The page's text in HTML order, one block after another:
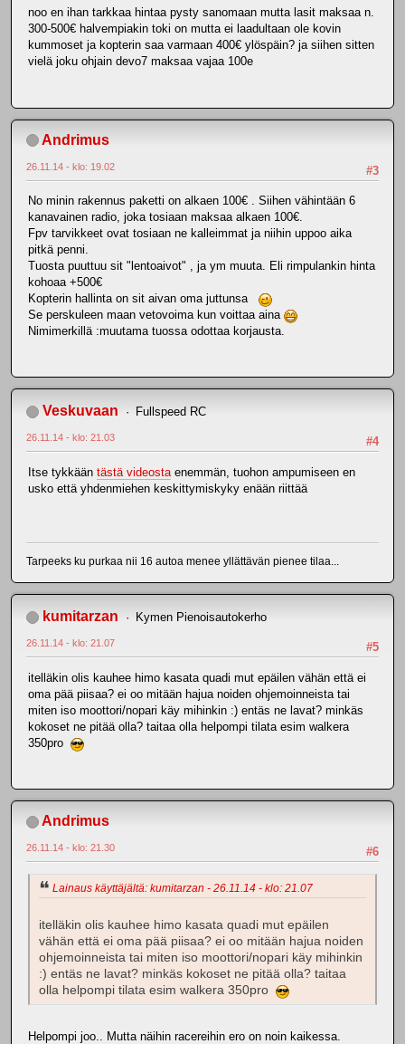
noo en ihan tarkkaa hintaa pysty sanomaan mutta lasit maksaa n.
300-500€ halvempiakin toki on mutta ei laadultaan ole kovin
kummoset ja kopterin saa varmaan 400€ ylöspäin? ja siihen sitten
vielä joku ohjain devo7 maksaa vajaa 100e
Andrimus
#3
26.11.14 - klo: 19.02
No minin rakennus paketti on alkaen 100€ . Siihen vähintään 6
kanavainen radio, joka tosiaan maksaa alkaen 100€.
Fpv tarvikkeet ovat tosiaan ne kalleimmat ja niihin uppoo aika
pitkä penni.
Tuosta puuttuu sit "lentoaivot" , ja ym muuta. Eli rimpulankin hinta
kohoaa +500€
Kopterin hallinta on sit aivan oma juttunsa
Se perskuleen maan vetovoima kun voittaa aina
Nimimerkillä :muutama tuossa odottaa korjausta.
Veskuvaan Fullspeed RC
#4
26.11.14 - klo: 21.03
Itse tykkään tästä videosta enemmän, tuohon ampumiseen en
usko että yhdenmiehen keskittymiskyky enään riittää
Tarpeeks ku purkaa nii 16 autoa menee yllättävän pienee tilaa...
kumitarzan Kymen Pienoisautokerho
#5
26.11.14 - klo: 21.07
itelläkin olis kauhee himo kasata quadi mut epäilen vähän että ei
oma pää piisaa? ei oo mitään hajua noiden ohjemoinneista tai
miten iso moottori/nopari käy mihinkin :) entäs ne lavat? minkäs
kokoset ne pitää olla? taitaa olla helpompi tilata esim walkera
350pro
Andrimus
#6
26.11.14 - klo: 21.30
Lainaus käyttäjältä: kumitarzan - 26.11.14 - klo: 21.07
itelläkin olis kauhee himo kasata quadi mut epäilen
vähän että ei oma pää piisaa? ei oo mitään hajua noiden
ohjemoinneista tai miten iso moottori/nopari käy mihinkin
:) entäs ne lavat? minkäs kokoset ne pitää olla? taitaa
olla helpompi tilata esim walkera 350pro
Helpompi joo.. Mutta näihin racereihin ero on noin kaikessa.